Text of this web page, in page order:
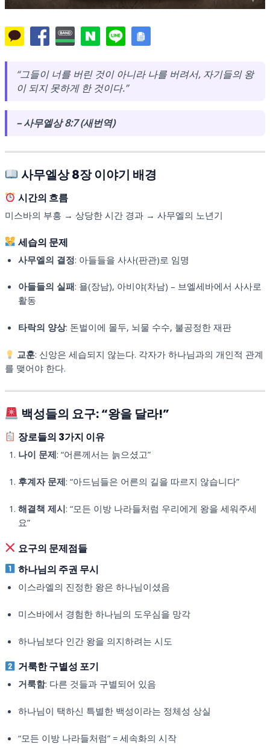
“그들이 너를 버린 것이 아니라 나를 버려서, 자기들의 왕
이 되지 못하게 한 것이다.”
– 사무엘상 8:7 (새번역)
사무엘상 8장 이야기 배경
시간의 흐름
미스바의 부흥 → 상당한 시간 경과 → 사무엘의 노년기
세습의 문제
사무엘의 결정: 아들들을 사사(판관)로 임명
아들들의 실패: 욜(장남), 아비야(차남) – 브엘세바에서 사사로
활동
타락의 양상: 돈벌이에 몰두, 뇌물 수수, 불공정한 재판
교훈: 신앙은 세습되지 않는다. 각자가 하나님과의 개인적 관계
를 맺어야 한다.
백성들의 요구: “왕을 달라!”
장로들의 3가지 이유
나이 문제: “어른께서는 늙으셨고”
후계자 문제: “아드님들은 어른의 길을 따르지 않습니다”
해결책 제시: “모든 이방 나라들처럼 우리에게 왕을 세워주세
요”
요구의 문제점들
하나님의 주권 무시
이스라엘의 진정한 왕은 하나님이셨음
미스바에서 경험한 하나님의 도우심을 망각
하나님보다 인간 왕을 의지하려는 시도
거룩한 구별성 포기
거룩함: 다른 것들과 구별되어 있음
하나님이 택하신 특별한 백성이라는 정체성 상실
“모든 이방 나라들처럼” = 세속화의 시작